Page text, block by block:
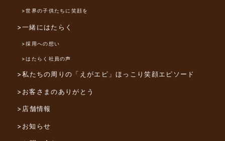
>世界の子供たちに笑顔を
>一緒にはたらく
>採用への想い
>はたらく社員の声
>私たちの周りの「えがエピ」ほっこり笑顔エピソード
>お客さまのありがとう
>店舗情報
>お知らせ